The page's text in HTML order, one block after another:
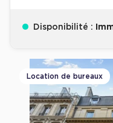
Disponibilité :
Location de bureaux